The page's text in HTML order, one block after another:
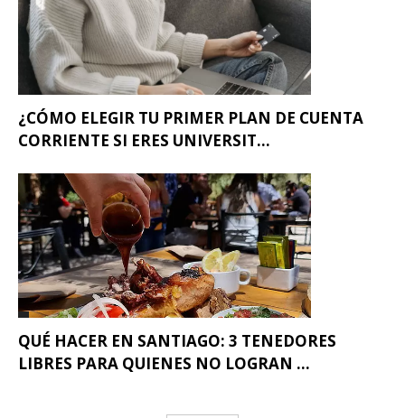
¿CÓMO ELEGIR TU PRIMER PLAN DE CUENTA
CORRIENTE SI ERES UNIVERSIT...
QUÉ HACER EN SANTIAGO: 3 TENEDORES
LIBRES PARA QUIENES NO LOGRAN ...